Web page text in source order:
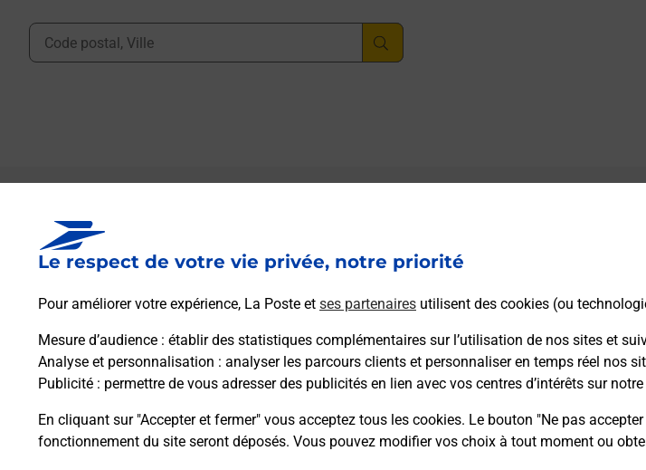
Le respect de votre vie privée, notre priorité
Pour améliorer votre expérience, La Poste et ses partenaires utilisent des cookies (ou
Mesure d’audience : établir des statistiques complémentaires sur l’utilisation de nos sites et
Analyse et personnalisation : analyser les parcours clients et personnaliser en temps réel nos
Publicité : permettre de vous adresser des publicités en lien avec vos centres d’intérêts sur
En cliquant sur "Accepter et fermer" vous acceptez tous les cookies. Le bouton "Ne pas
fonctionnement du site seront déposés. Vous pouvez modifier vos choix à tout moment ou
Ville, Département, Code Postal
Boîte aux lettres La Poste
Prochaine collecte du courrier samedi à
87260 Saint Genest Sur Roselle
Itinéraire